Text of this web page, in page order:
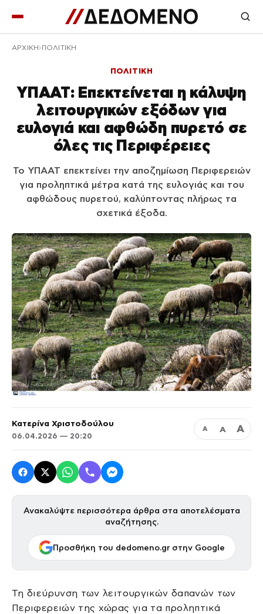
ΑΡΧΙΚΉ ΠΟΛΙΤΙΚΗ
ΠΟΛΙΤΙΚΗ
ΥΠΑΑΤ: Επεκτείνεται η κάλυψη
λειτουργικών εξόδων για
ευλογιά και αφθώδη πυρετό σε
όλες τις Περιφέρειες
Το ΥΠΑΑΤ επεκτείνει την αποζημίωση Περιφερειών
για προληπτικά μέτρα κατά της ευλογιάς και του
αφθώδους πυρετού, καλύπτοντας πλήρως τα
σχετικά έξοδα.
Κατερίνα Χριστοδούλου
06.04.2026 — 20:20
Α Α Α
Ανακαλύψτε περισσότερα άρθρα στα αποτελέσματα
αναζήτησης.
Προσθήκη του dedomeno.gr στην Google
Τη διεύρυνση των λειτουργικών δαπανών των
Περιφερειών της χώρας για τα προληπτικά